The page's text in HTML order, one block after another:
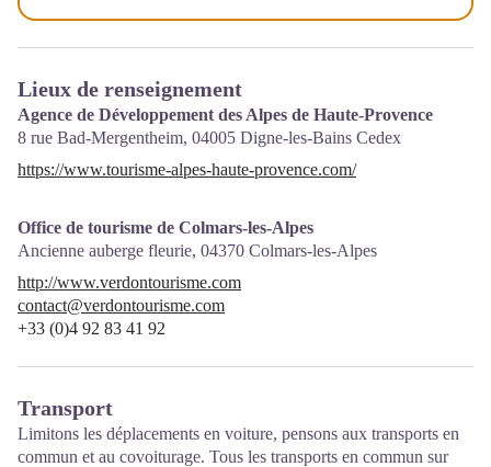
Lieux de renseignement
Agence de Développement des Alpes de Haute-Provence
8 rue Bad-Mergentheim, 04005 Digne-les-Bains Cedex
https://www.tourisme-alpes-haute-provence.com/
Office de tourisme de Colmars-les-Alpes
Ancienne auberge fleurie, 04370 Colmars-les-Alpes
http://www.verdontourisme.com
contact@verdontourisme.com
+33 (0)4 92 83 41 92
Transport
Limitons les déplacements en voiture, pensons aux transports en
commun et au covoiturage. Tous les transports en commun sur